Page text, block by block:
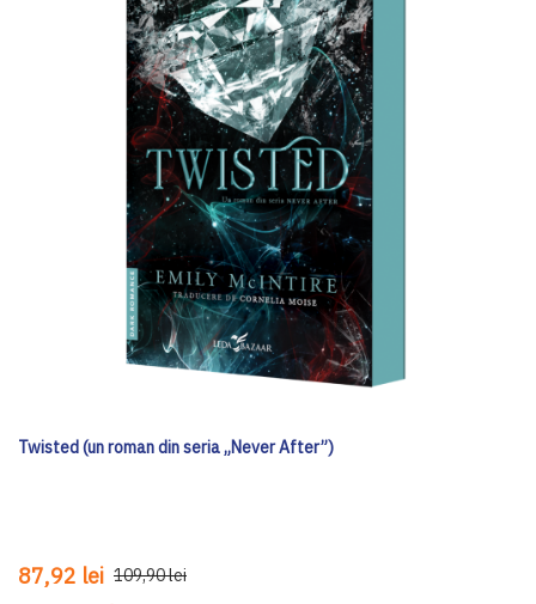
Twisted (un roman din seria „Never After”)
87,92 lei 109,90 lei